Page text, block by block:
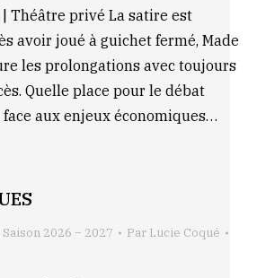
| Théâtre privé La satire est
avoir joué à guichet fermé, Made
les prolongations avec toujours
Quelle place pour le débat
aux enjeux économiques…
Saison 2026 – 2027 Par Lucie Coqué